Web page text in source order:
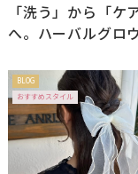
「洗う」から「ケ
へ。ハーバルグロ
BLOG
おすすめスタイル